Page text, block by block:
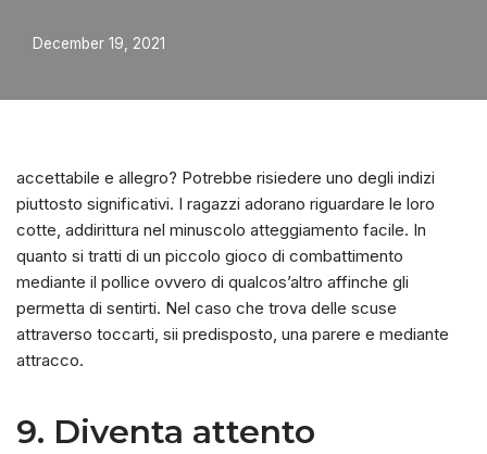
December 19, 2021
accettabile e allegro? Potrebbe risiedere uno degli indizi
piuttosto significativi. I ragazzi adorano riguardare le loro
cotte, addirittura nel minuscolo atteggiamento facile. In
quanto si tratti di un piccolo gioco di combattimento
mediante il pollice ovvero di qualcos’altro affinche gli
permetta di sentirti. Nel caso che trova delle scuse
attraverso toccarti, sii predisposto, una parere e mediante
attracco.
9. Diventa attento